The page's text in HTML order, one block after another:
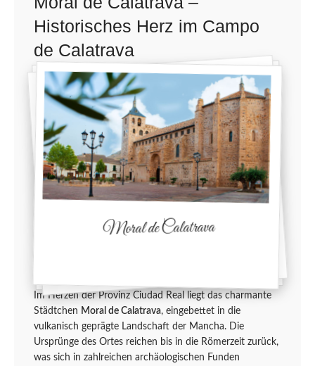
Historisches Herz im Campo
de Calatrava
Im Herzen der Provinz Ciudad Real liegt das charmante
Städtchen Moral de Calatrava, eingebettet in die
vulkanisch geprägte Landschaft der Mancha. Die
Ursprünge des Ortes reichen bis in die Römerzeit zurück,
was sich in zahlreichen archäologischen Funden
Moral de Calatrava